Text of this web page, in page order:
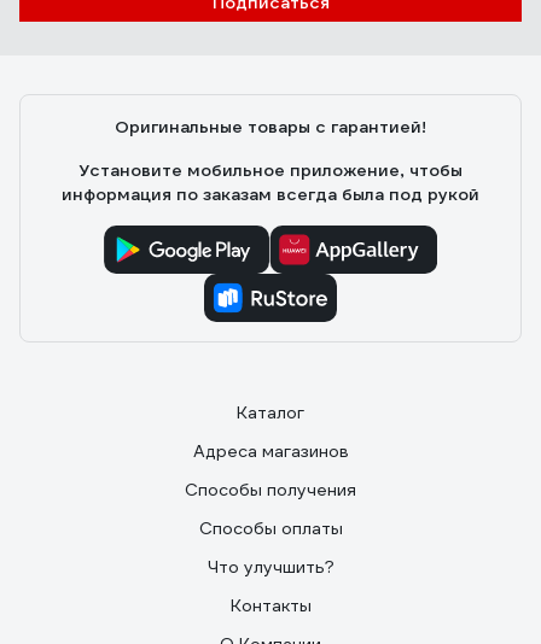
Оригинальные товары с гарантией!
Установите мобильное приложение, чтобы
информация по заказам всегда была под рукой
Каталог
Адреса магазинов
Способы получения
Способы оплаты
Что улучшить?
Контакты